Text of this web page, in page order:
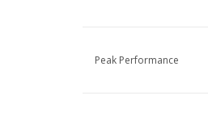
Peak Performance